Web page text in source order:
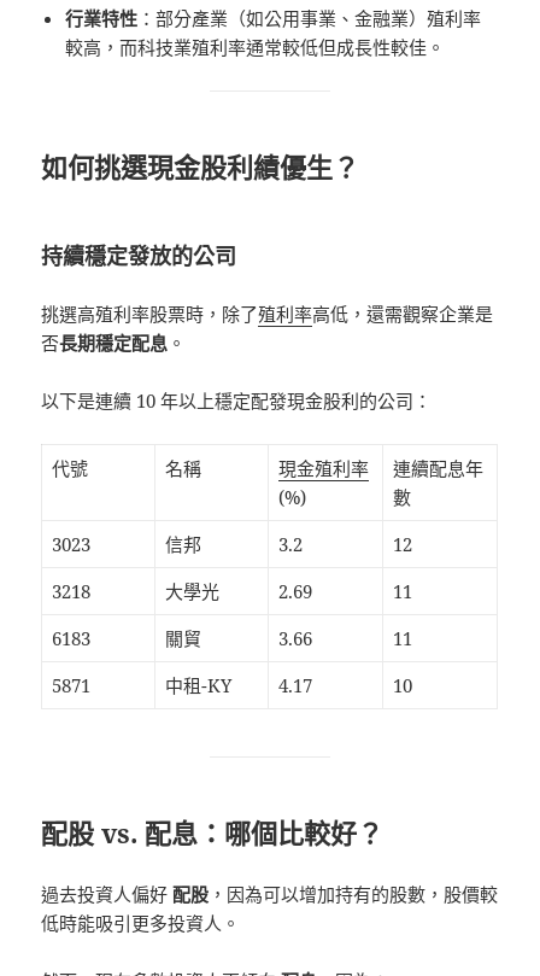
行業特性 ：部分產業（如公用事業、金融業）殖利率
較高，而科技業殖利率通常較低但成長性較佳。
如何挑選現金股利績優生？
持續穩定發放的公司
挑選高殖利率股票時，除了殖利率高低，還需觀察企業是
否長期穩定配息 。
以下是連續 10 年以上穩定配發現金股利的公司：
代號 名稱
現金殖利率
(%)
連續配息年
數
3023
信邦 3.2
12
3218
大學光 2.69
11
6183
關貿 3.66
11
5871
中租-KY 4.17 10
配股 vs. 配息：哪個比較好？
過去投資人偏好配股 ，因為可以增加持有的股數，股價較
低時能吸引更多投資人。